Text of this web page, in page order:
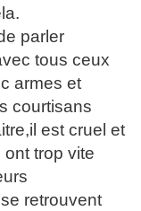
parler
tous ceux
armes et
courtisans
est cruel et
trop vite
retrouvent